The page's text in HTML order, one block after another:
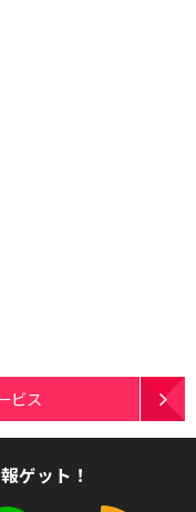
ビス
ゲット！